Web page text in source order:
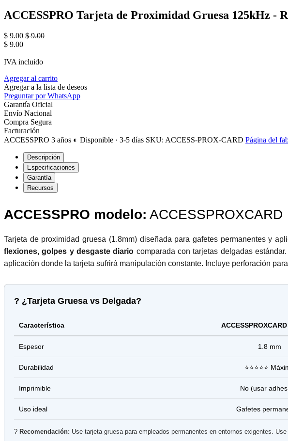
ACCESSPRO Tarjeta de Proximidad Gruesa 125kHz -
$ 9.00 $9.00
$ 9.00
IVA incluido
Agregar al carrito
Agregar a la lista de deseos
Preguntar por WhatsApp
Garantía Oficial
Envío Nacional
Compra Segura
Facturación
ACCESSPRO 3 años ◐ Disponible · 3-5 días SKU: ACCESS-PROX-CARD Página del
Descripción
Especificaciones
Garantía
Recursos
ACCESSPRO modelo: ACCESSPROXCARD
Tarjeta de proximidad gruesa (1.8mm) diseñada para gafetes permanentes y
flexiones, golpes y desgaste diario comparada con tarjetas delgadas
aplicación donde la tarjeta sufrirá manipulación constante. Incluye perforación
? ¿Tarjeta Gruesa vs Delgada?
Característica
Espesor 1.8 mm
Durabilidad ⭐⭐⭐⭐⭐
Imprimible No (usar
Uso ideal Gafetes
? Recomendación: Use tarjeta gruesa para empleados permanentes en entornos exigentes.